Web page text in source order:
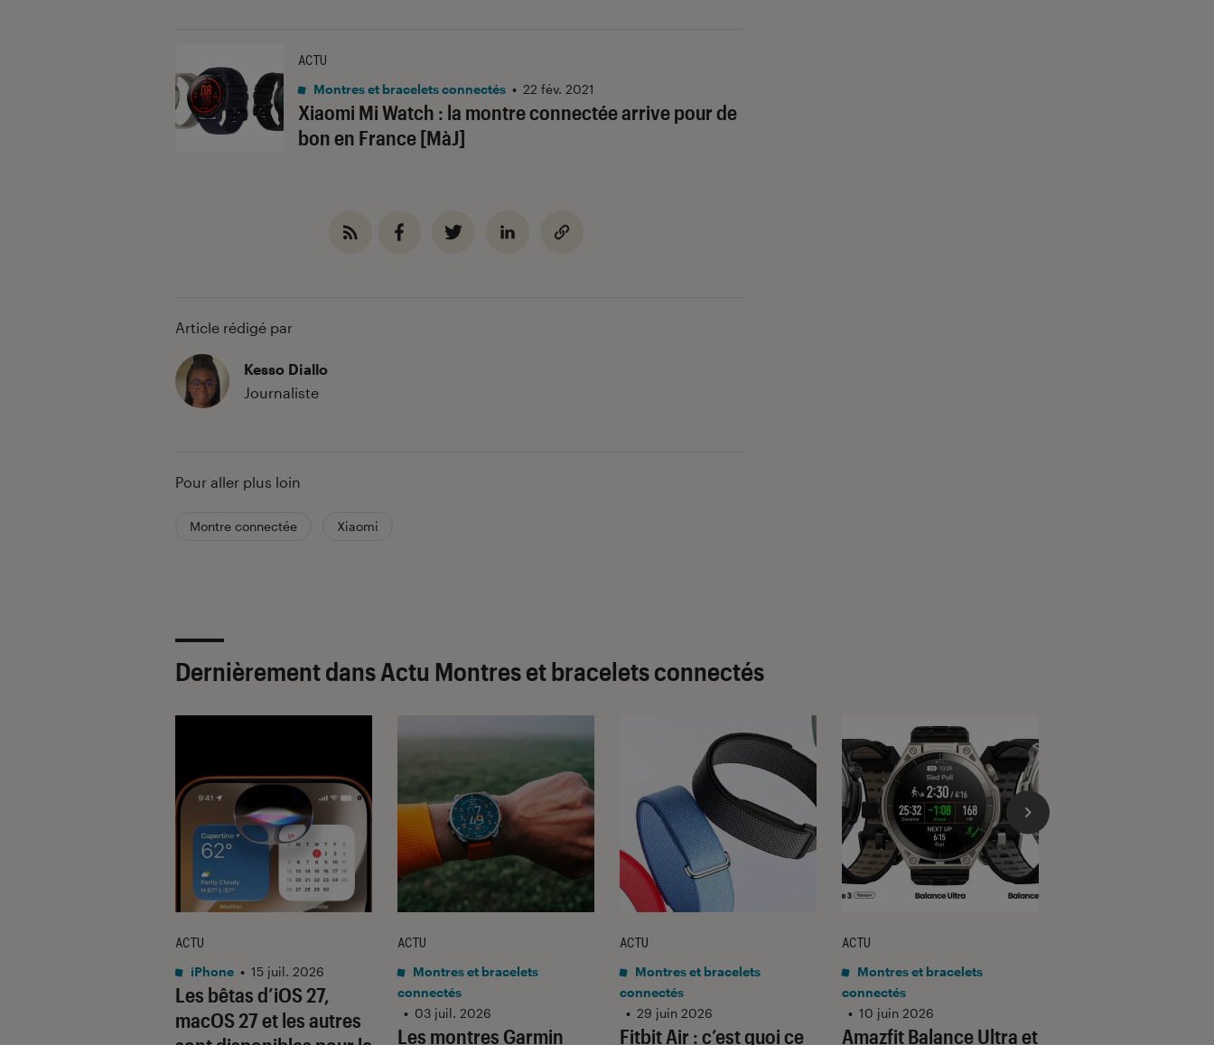
Xiaomi Mi Watch : la montre connectée arrive pour de
bon en France [MàJ]
ACTU
Montres et bracelets connectés • 22 fév. 2021
Article rédigé par
Kesso Diallo
Journaliste
Pour aller plus loin
Montre connectée Xiaomi
Dernièrement dans Actu Montres et bracelets connectés
Les bêtas d’iOS 27,
macOS 27 et les autres
ACTU
iPhone • 15 juil. 2026
Les montres Garmin
ACTU
Montres et bracelets
connectés
• 03 juil. 2026
Fitbit Air : c’est quoi ce
ACTU
Montres et bracelets
connectés
• 29 juin 2026
Amazfit Balance Ultra et
ACTU
Montres et bracelets
connectés
• 10 juin 2026